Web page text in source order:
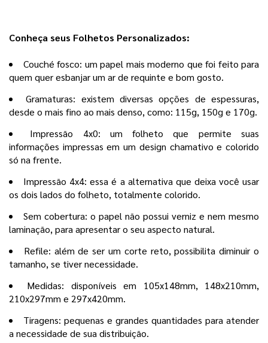
Conheça seus Folhetos Personalizados:
Couché fosco: um papel mais moderno que foi feito para
quem quer esbanjar um ar de requinte e bom gosto.
Gramaturas: existem diversas opções de espessuras,
desde o mais fino ao mais denso, como: 115g, 150g e 170g.
Impressão 4x0: um folheto que permite suas
informações impressas em um design chamativo e colorido
só na frente.
Impressão 4x4: essa é a alternativa que deixa você usar
os dois lados do folheto, totalmente colorido.
Sem cobertura: o papel não possui verniz e nem mesmo
laminação, para apresentar o seu aspecto natural.
Refile: além de ser um corte reto, possibilita diminuir o
tamanho, se tiver necessidade.
Medidas: disponíveis em 105x148mm, 148x210mm,
210x297mm e 297x420mm.
Tiragens: pequenas e grandes quantidades para atender
a necessidade de sua distribuição.